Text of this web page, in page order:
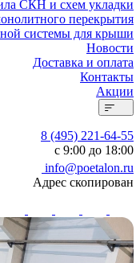
СКН и схем укладки
перекрытия
системы для крыши
Новости
Доставка и оплата
Контакты
Акции
8 (495) 221-64-55
с 9:00 до 18:00
info@poetalon.ru
Адрес скопирован